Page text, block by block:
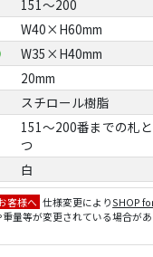
151～200
W40×H60mm
W35×H40mm
20mm
スチロール樹脂
151～200番までの札
つ
白
客様へ 仕様変更によりSHOP
量等が変更されている場合が